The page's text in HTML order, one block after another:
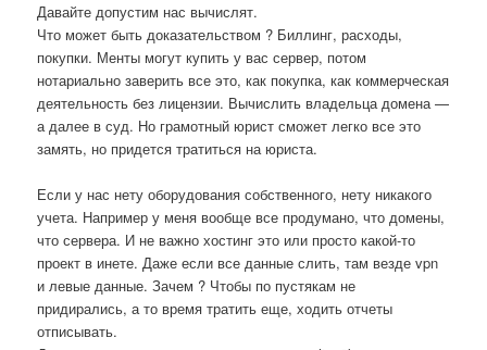
Давайте допустим нас вычислят.
Что может быть доказательством ? Биллинг, расходы,
покупки. Менты могут купить у вас сервер, потом
нотариально заверить все это, как покупка, как коммерческая
деятельность без лицензии. Вычислить владельца домена —
а далее в суд. Но грамотный юрист сможет легко все это
замять, но придется тратиться на юриста.
Если у нас нету оборудования собственного, нету никакого
учета. Например у меня вообще все продумано, что домены,
что сервера. И не важно хостинг это или просто какой-то
проект в инете. Даже если все данные слить, там везде vpn
и левые данные. Зачем ? Чтобы по пустякам не
придирались, а то время тратить еще, ходить отчеты
отписывать.